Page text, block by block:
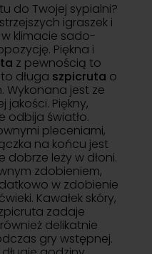
do Twojej sypialni?
igraszek i
klimacie sado-
Piękna i
z pewnością to
długa szpicruta o
Wykonana jest ze
jakości. Piękny,
odbija światło.
pleceniami,
na końcu jest
dobrze leży w dłoni.
zdobieniem,
w zdobienie
Kawałek skóry,
zadaje
delikatnie
gry wstępnej.